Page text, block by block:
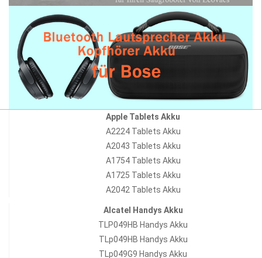
Apple Tablets Akku
A2224 Tablets Akku
A2043 Tablets Akku
A1754 Tablets Akku
A1725 Tablets Akku
A2042 Tablets Akku
Alcatel Handys Akku
TLP049HB Handys Akku
TLp049HB Handys Akku
TLp049G9 Handys Akku